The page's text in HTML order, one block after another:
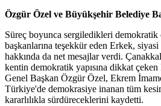
Özgür Özel ve Büyükşehir Belediye
Süreç boyunca sergiledikleri
başkanlarına teşekkür eden Erkek,
hakkında da net mesajlar verdi.
kentin demokratik yapısına dikkat
Genel Başkan Özgür Özel, Ekrem
Türkiye'de demokrasiye inanan tüm
kararlılıkla sürdüreceklerini kaydetti.